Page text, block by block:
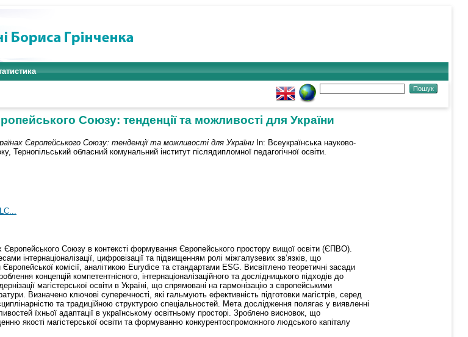
Союзу: тенденції та можливості для України
Європейського Союзу: тенденції та можливості для України In: Всеукраїнська науково-
Тернопільський обласний комунальний інститут післядипломної педагогічної освіти.
Європейського Союзу в контексті формування Європейського простору вищої освіти (ЄПВО).
інтернаціоналізації, цифровізації та підвищенням ролі міжгалузевих зв’язків, що
комісії, аналітикою Eurydice та стандартами ESG. Висвітлено теоретичні засади
концепцій компетентнісного, інтернаціоналізаційного та дослідницького підходів до
магістерської освіти в Україні, що спрямовані на гармонізацію з європейськими
Визначено ключові суперечності, які гальмують ефективність підготовки магістрів, серед
та традиційною структурою спеціальностей. Мета дослідження полягає у виявленні
їхньої адаптації в українському освітньому просторі. Зроблено висновок, що
якості магістерської освіти та формуванню конкурентоспроможного людського капіталу